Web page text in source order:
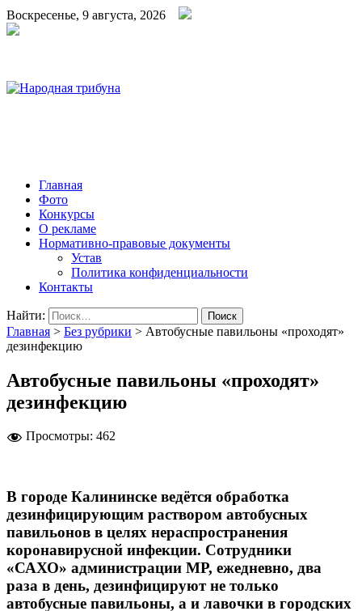
Воскресенье, 9 августа, 2026
Главная
Фото
Конкурсы
О рекламе
Нормативно-правовые документы
Устав
Политика конфиденциальности
Контакты
Найти:
Главная > Без рубрики > Автобусные павильоны «проходят»
дезинфекцию
Автобусные павильоны «проходят»
дезинфекцию
Просмотры: 462
В городе Калининске ведётся обработка
дезинфицирующим раствором автобусных
павильонов в целях нераспространения
коронавирусной инфекции. Сотрудники
«САХО» администрации МР, ежедневно, два
раза в день, дезинфицируют не только
автобусные павильоны, а и лавочки в городских